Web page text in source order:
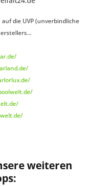
die UVP (unverbindliche
weiteren